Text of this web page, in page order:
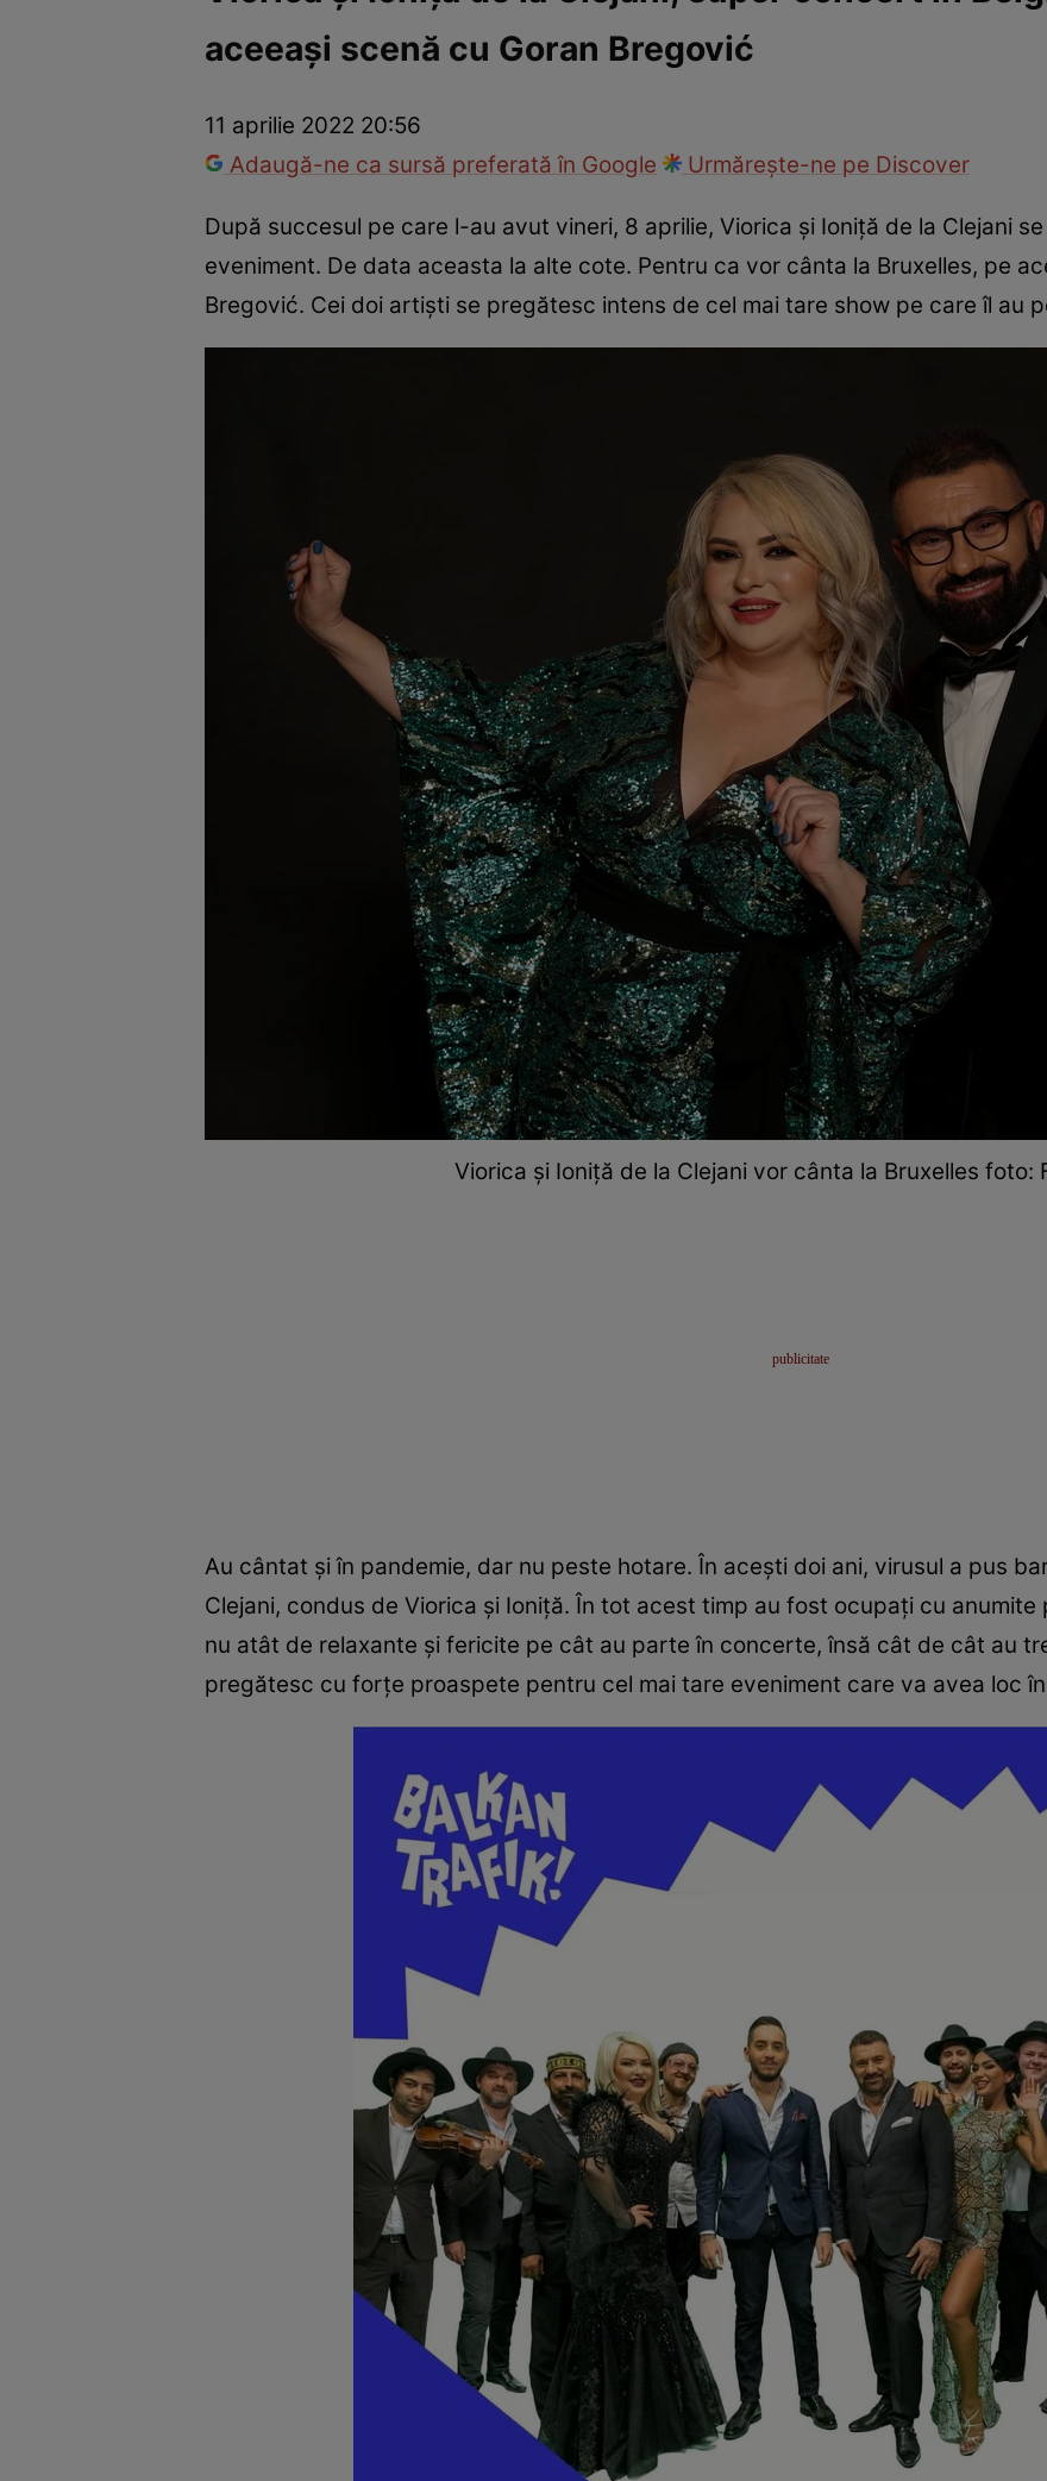
Vedete internaționaleVedete româneștiInterviurile Click! Paparazzii Click!
aceeași scenă cu Goran Bregović
11 aprilie 2022 20:56
Adaugă-ne ca sursă preferată în Google
Urmărește-ne pe Discover
După succesul pe care l-au avut vineri, 8 aprilie, Viorica și Ioniță de la Clejani
eveniment. De data aceasta la alte cote. Pentru ca vor cânta la Bruxelles, pe
Bregović. Cei doi artiști se pregătesc intens de cel mai tare show pe care îl au
Viorica și Ioniță de la Clejani vor cânta la Bruxelles foto:
Au cântat și în pandemie, dar nu peste hotare. În acești doi ani, virusul a pus
Clejani, condus de Viorica și Ioniță. În tot acest timp au fost ocupați cu
nu atât de relaxante și fericite pe cât au parte în concerte, însă cât de cât au
pregătesc cu forțe proaspete pentru cel mai tare eveniment care va avea loc